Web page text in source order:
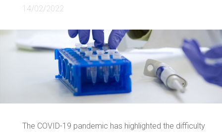
14/02/2022
The COVID-19 pandemic has highlighted the difficulty